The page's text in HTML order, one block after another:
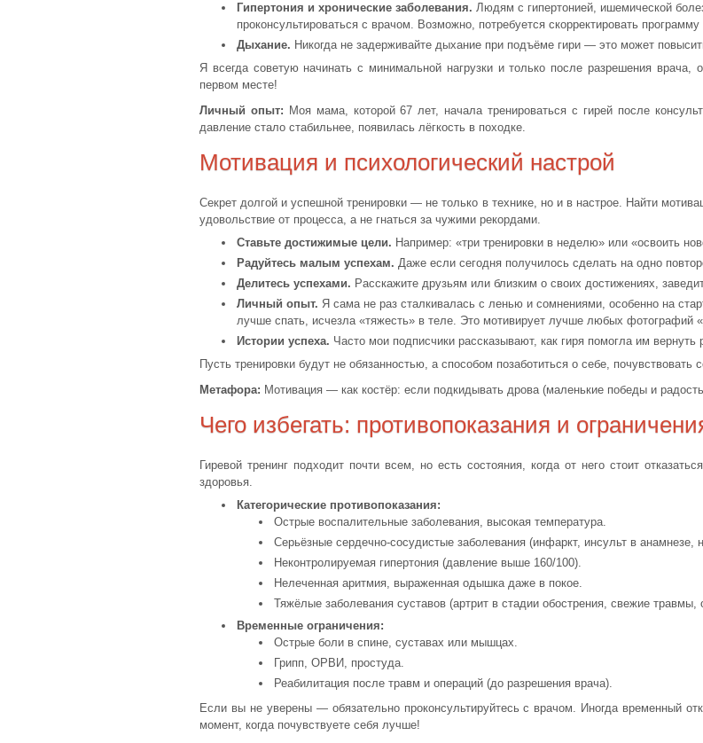
Гипертония и хронические заболевания. Людям с гипертонией, ишемической
проконсультироваться с врачом. Возможно, потребуется скорректировать
Дыхание. Никогда не задерживайте дыхание при подъёме гири — это может
Я всегда советую начинать с минимальной нагрузки и только после разрешения
первом месте!
Личный опыт: Моя мама, которой 67 лет, начала тренироваться с гирей после
давление стало стабильнее, появилась лёгкость в походке.
Мотивация и психологический настрой
Секрет долгой и успешной тренировки — не только в технике, но и в настрое. Найти
удовольствие от процесса, а не гнаться за чужими рекордами.
Ставьте достижимые цели. Например: «три тренировки в неделю» или «освоить
Радуйтесь малым успехам. Даже если сегодня получилось сделать на одно
Делитесь успехами. Расскажите друзьям или близким о своих достижениях,
Личный опыт. Я сама не раз сталкивалась с ленью и сомнениями, особенно на
лучше спать, исчезла «тяжесть» в теле. Это мотивирует лучше любых фотографий
Истории успеха. Часто мои подписчики рассказывают, как гиря помогла им
Пусть тренировки будут не обязанностью, а способом позаботиться о себе,
Метафора: Мотивация — как костёр: если подкидывать дрова (маленькие победы и
Чего избегать: противопоказания и
Гиревой тренинг подходит почти всем, но есть состояния, когда от него стоит
здоровья.
Категорические противопоказания:
Острые воспалительные заболевания, высокая температура.
Серьёзные сердечно-сосудистые заболевания (инфаркт, инсульт в анамнезе,
Неконтролируемая гипертония (давление выше 160/100).
Нелеченная аритмия, выраженная одышка даже в покое.
Тяжёлые заболевания суставов (артрит в стадии обострения, свежие травмы,
Временные ограничения:
Острые боли в спине, суставах или мышцах.
Грипп, ОРВИ, простуда.
Реабилитация после травм и операций (до разрешения врача).
Если вы не уверены — обязательно проконсультируйтесь с врачом. Иногда временный
момент, когда почувствуете себя лучше!